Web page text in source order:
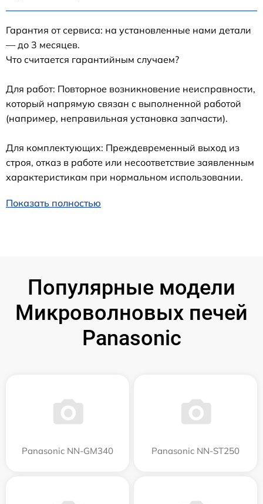
Гарантия от сервиса: на установленные нами детали
— до 3 месяцев.
Что считается гарантийным случаем?
Для работ: Повторное возникновение неисправности,
который напрямую связан с выполненной работой
(например, неправильная установка запчасти).
Для комплектующих: Преждевременный выход из
строя, отказ в работе или несоответствие заявленным
характеристикам при нормальном использовании.
Показать полностью
Популярные модели
Микроволновых печей
Panasonic
Panasonic NN-GM340 Panasonic NN-ST250